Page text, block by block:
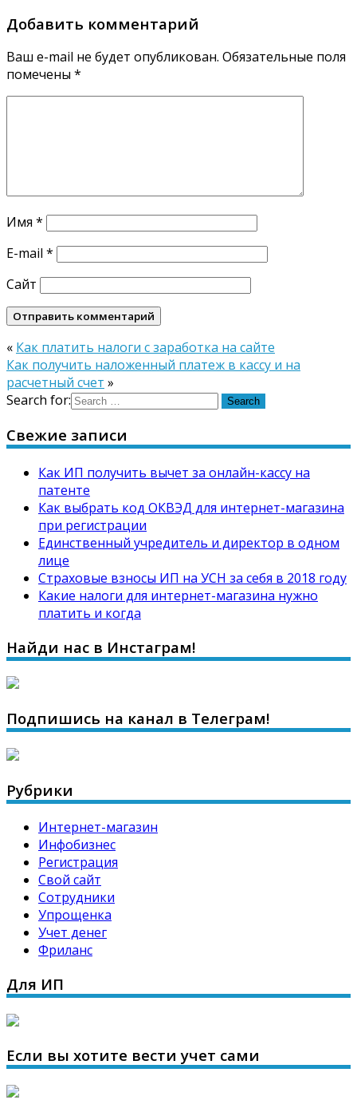
Добавить комментарий
Ваш e-mail не будет опубликован. Обязательные поля
помечены *
Имя *
E-mail *
Сайт
« Как платить налоги с заработка на сайте
Как получить наложенный платеж в кассу и на
расчетный счет »
Search for:
Свежие записи
Как ИП получить вычет за онлайн-кассу на
патенте
Как выбрать код ОКВЭД для интернет-магазина
при регистрации
Единственный учредитель и директор в одном
лице
Страховые взносы ИП на УСН за себя в 2018 году
Какие налоги для интернет-магазина нужно
платить и когда
Найди нас в Инстаграм!
Подпишись на канал в Телеграм!
Рубрики
Интернет-магазин
Инфобизнес
Регистрация
Свой сайт
Сотрудники
Упрощенка
Учет денег
Фриланс
Для ИП
Если вы хотите вести учет сами